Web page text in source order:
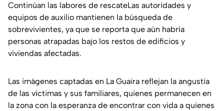
Continúan las labores de rescateLas autoridades y
equipos de auxilio mantienen la búsqueda de
sobrevivientes, ya que se reporta que aún habría
personas atrapadas bajo los restos de edificios y
viviendas afectadas.
Las imágenes captadas en La Guaira reflejan la angustia
de las víctimas y sus familiares, quienes permanecen en
la zona con la esperanza de encontrar con vida a quienes